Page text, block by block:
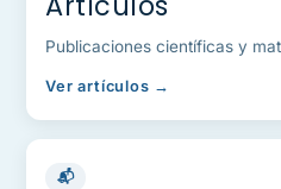
Publicaciones científicas y
Ver artículos →
📬